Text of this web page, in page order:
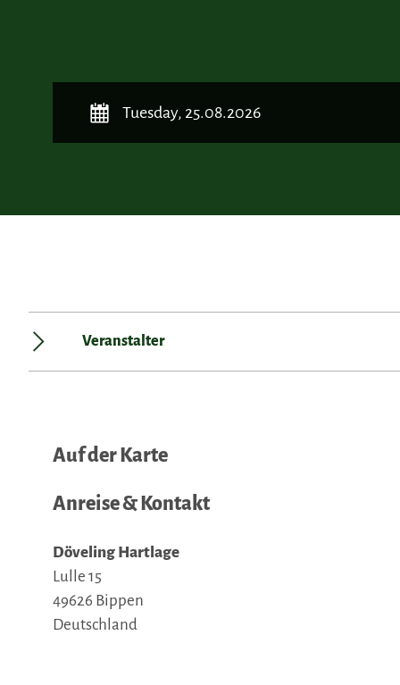
Tuesday, 25.08.2026
Veranstalter
Auf der Karte
Anreise & Kontakt
Döveling Hartlage
Lulle 15
49626 Bippen
Deutschland